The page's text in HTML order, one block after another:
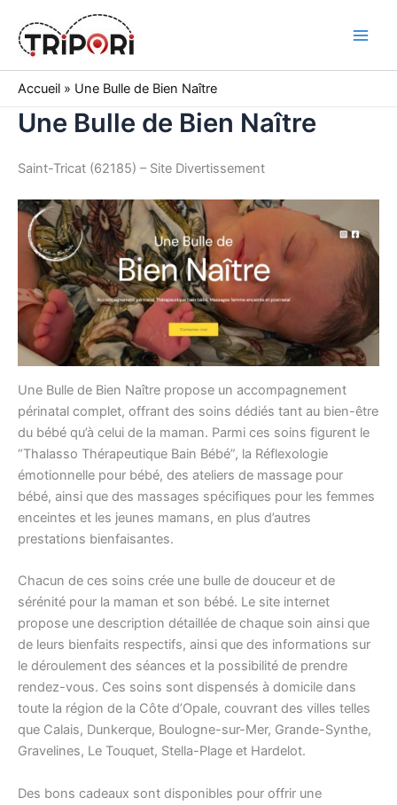
content
Accueil » Une Bulle de Bien Naître
Une Bulle de Bien Naître
Saint-Tricat (62185) – Site Divertissement
Une Bulle de Bien Naître propose un accompagnement
périnatal complet, offrant des soins dédiés tant au bien-être
du bébé qu’à celui de la maman. Parmi ces soins figurent le
“Thalasso Thérapeutique Bain Bébé”, la Réflexologie
émotionnelle pour bébé, des ateliers de massage pour
bébé, ainsi que des massages spécifiques pour les femmes
enceintes et les jeunes mamans, en plus d’autres
prestations bienfaisantes.
Chacun de ces soins crée une bulle de douceur et de
sérénité pour la maman et son bébé. Le site internet
propose une description détaillée de chaque soin ainsi que
de leurs bienfaits respectifs, ainsi que des informations sur
le déroulement des séances et la possibilité de prendre
rendez-vous. Ces soins sont dispensés à domicile dans
toute la région de la Côte d’Opale, couvrant des villes telles
que Calais, Dunkerque, Boulogne-sur-Mer, Grande-Synthe,
Gravelines, Le Touquet, Stella-Plage et Hardelot.
Des bons cadeaux sont disponibles pour offrir une